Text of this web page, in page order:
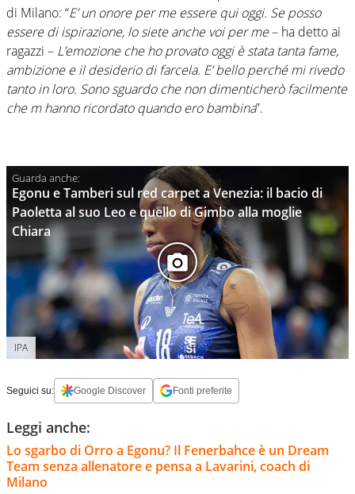
di Milano: “E’ un onore per me essere qui oggi. Se posso
essere di ispirazione, lo siete anche voi per me– ha detto ai
ragazzi – L’emozione che ho provato oggi è stata tanta fame,
ambizione e il desiderio di farcela. E’ bello perché mi rivedo
tanto in loro. Sono sguardo che non dimenticherò facilmente
che m hanno ricordato quando ero bambina”.
Egonu e Tamberi sul red carpet a Venezia: il bacio di
Paoletta al suo Leo e quello di Gimbo alla moglie
Chiara
IPA
Seguici su: Google Discover Fonti preferite
Leggi anche:
Lo sgarbo di Orro a Egonu? Il Fenerbahce è un Dream
Team senza allenatore e pensa a Lavarini, coach di
Milano